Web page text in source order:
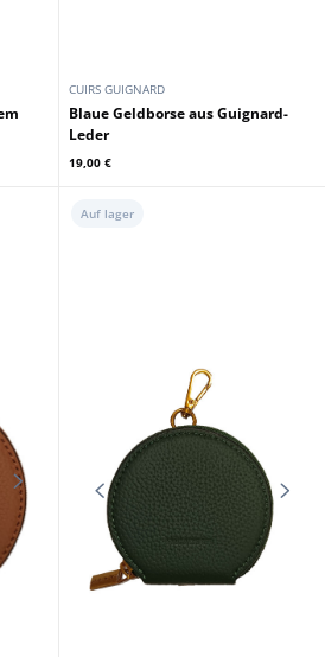
CUIRS GUIGNARD
Blaue Geldborse aus Guignard-
Leder
19,00 €
Auf lager